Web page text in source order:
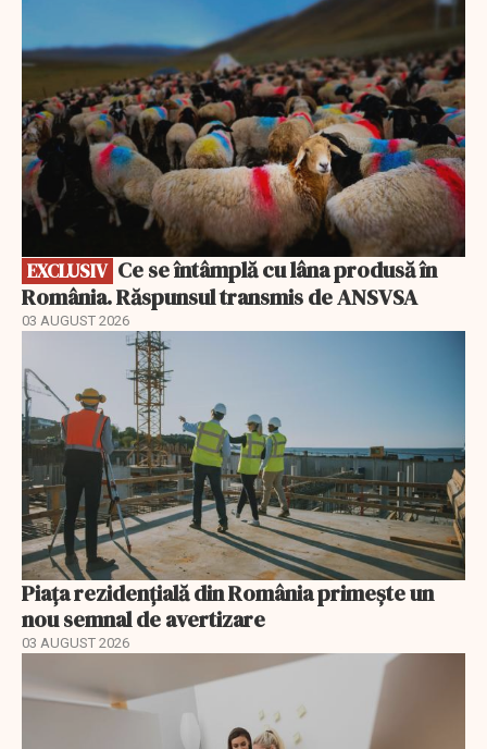
EXCLUSIV
România. Răspunsul transmis de ANSVSA
03 AUGUST 2026
Piața rezidențială din România primește un
nou semnal de avertizare
03 AUGUST 2026